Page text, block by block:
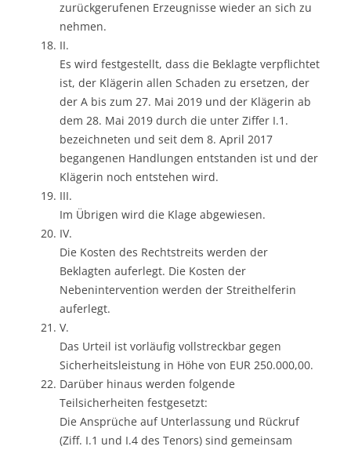
zurückgerufenen Erzeugnisse wieder an sich zu
nehmen.
II.
Es wird festgestellt, dass die Beklagte verpflichtet
ist, der Klägerin allen Schaden zu ersetzen, der
der A bis zum 27. Mai 2019 und der Klägerin ab
dem 28. Mai 2019 durch die unter Ziffer I.1.
bezeichneten und seit dem 8. April 2017
begangenen Handlungen entstanden ist und der
Klägerin noch entstehen wird.
III.
Im Übrigen wird die Klage abgewiesen.
IV.
Die Kosten des Rechtstreits werden der
Beklagten auferlegt. Die Kosten der
Nebenintervention werden der Streithelferin
auferlegt.
V.
Das Urteil ist vorläufig vollstreckbar gegen
Sicherheitsleistung in Höhe von EUR 250.000,00.
Darüber hinaus werden folgende
Teilsicherheiten festgesetzt:
Die Ansprüche auf Unterlassung und Rückruf
(Ziff. I.1 und I.4 des Tenors) sind gemeinsam